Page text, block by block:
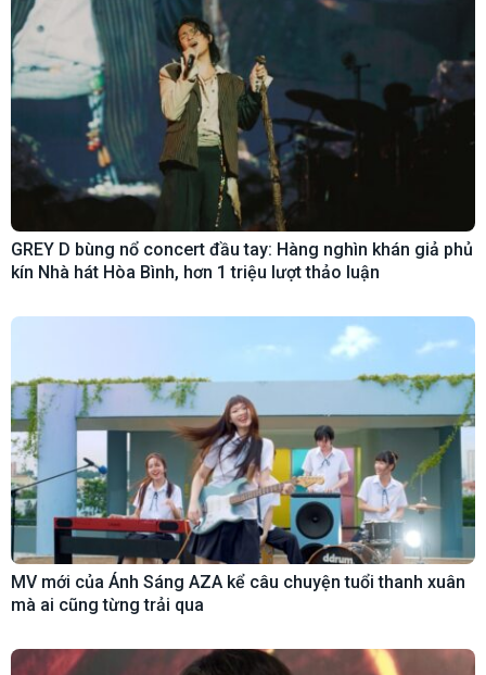
GREY D bùng nổ concert đầu tay: Hàng nghìn khán giả phủ
kín Nhà hát Hòa Bình, hơn 1 triệu lượt thảo luận
MV mới của Ánh Sáng AZA kể câu chuyện tuổi thanh xuân
mà ai cũng từng trải qua